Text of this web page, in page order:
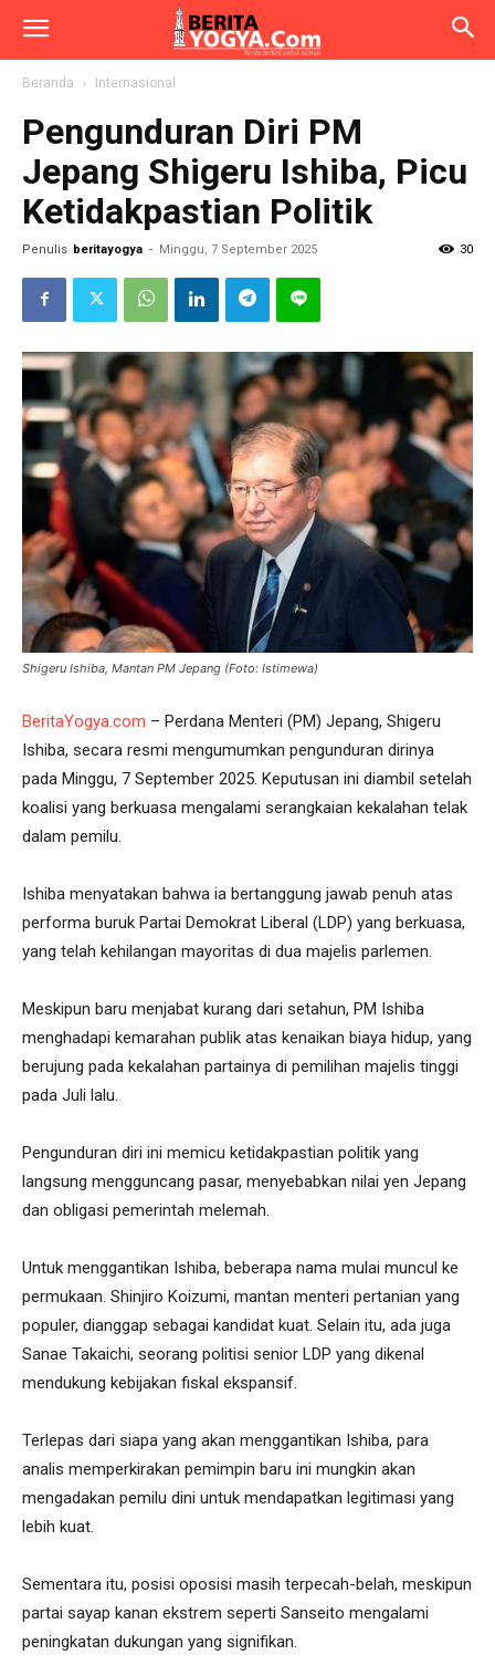
Beranda Internasional
Pengunduran Diri PM
Jepang Shigeru Ishiba, Picu
Ketidakpastian Politik
Penulis beritayogya - Minggu, 7 September 2025 30
Shigeru Ishiba, Mantan PM Jepang (Foto: Istimewa)
BeritaYogya.com – Perdana Menteri (PM) Jepang, Shigeru
Ishiba, secara resmi mengumumkan pengunduran dirinya
pada Minggu, 7 September 2025. Keputusan ini diambil setelah
koalisi yang berkuasa mengalami serangkaian kekalahan telak
dalam pemilu.
Ishiba menyatakan bahwa ia bertanggung jawab penuh atas
performa buruk Partai Demokrat Liberal (LDP) yang berkuasa,
yang telah kehilangan mayoritas di dua majelis parlemen.
Meskipun baru menjabat kurang dari setahun, PM Ishiba
menghadapi kemarahan publik atas kenaikan biaya hidup, yang
berujung pada kekalahan partainya di pemilihan majelis tinggi
pada Juli lalu.
Pengunduran diri ini memicu ketidakpastian politik yang
langsung mengguncang pasar, menyebabkan nilai yen Jepang
dan obligasi pemerintah melemah.
Untuk menggantikan Ishiba, beberapa nama mulai muncul ke
permukaan. Shinjiro Koizumi, mantan menteri pertanian yang
populer, dianggap sebagai kandidat kuat. Selain itu, ada juga
Sanae Takaichi, seorang politisi senior LDP yang dikenal
mendukung kebijakan fiskal ekspansif.
Terlepas dari siapa yang akan menggantikan Ishiba, para
analis memperkirakan pemimpin baru ini mungkin akan
mengadakan pemilu dini untuk mendapatkan legitimasi yang
lebih kuat.
Sementara itu, posisi oposisi masih terpecah-belah, meskipun
partai sayap kanan ekstrem seperti Sanseito mengalami
peningkatan dukungan yang signifikan.